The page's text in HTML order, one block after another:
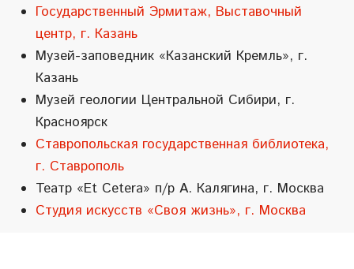
Государственный Эрмитаж, Выставочный
центр, г. Казань
Музей-заповедник «Казанский Кремль», г.
Казань
Музей геологии Центральной Сибири, г.
Красноярск
Ставропольская государственная библиотека,
г. Ставрополь
Театр «Et Cetera» п/р А. Калягина, г. Москва
Студия искусств «Своя жизнь», г. Москва